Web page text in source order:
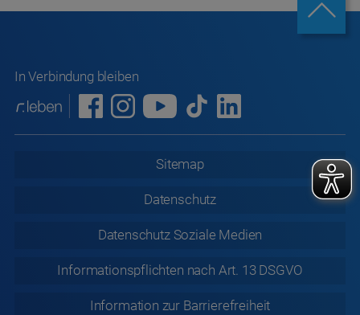
In Verbindung bleiben
Sitemap
Datenschutz
Datenschutz Soziale Medien
Informationspflichten nach Art. 13 DSGVO
Information zur Barrierefreiheit